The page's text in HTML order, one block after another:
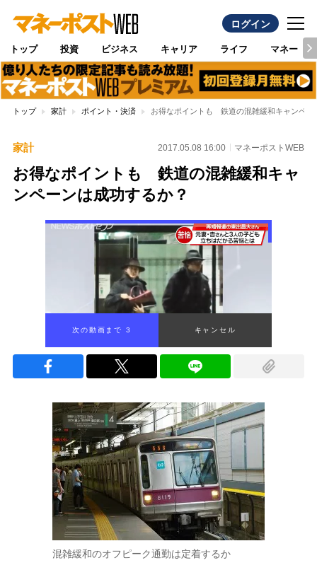
ログイン
トップ 投資 ビジネス キャリア ライフ マネー
トップ 家計 ポイント・決済 お得なポイントも 鉄道の混雑緩和キャンペー
家計 2017.05.08 16:00 マネーポストWEB
お得なポイントも 鉄道の混雑緩和キャ
ンペーンは成功するか？
次の動画まで 2 キャンセル
混雑緩和のオフピーク通勤は定着するか